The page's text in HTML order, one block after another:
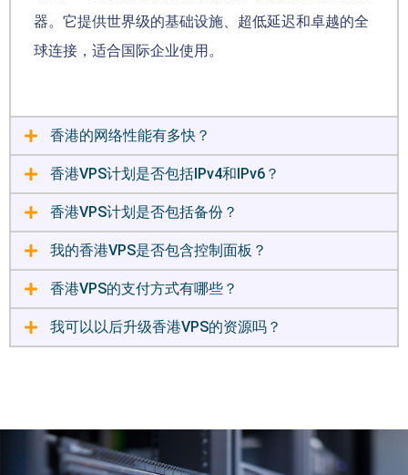
器。它提供世界级的基础设施、超低延迟和卓越的全
球连接，适合国际企业使用。
香港的网络性能有多快？
香港VPS计划是否包括IPv4和IPv6？
香港VPS计划是否包括备份？
我的香港VPS是否包含控制面板？
香港VPS的支付方式有哪些？
我可以以后升级香港VPS的资源吗？